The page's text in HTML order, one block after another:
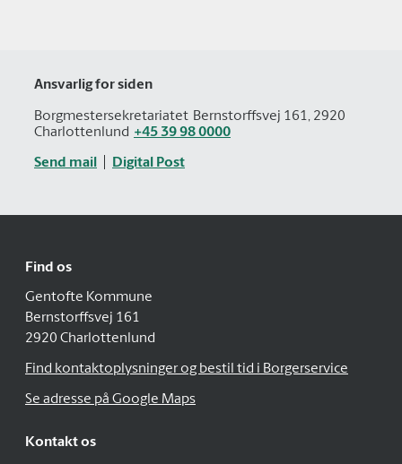
Ansvarlig for siden
Borgmestersekretariatet Bernstorffsvej 161, 2920
Charlottenlund +45 39 98 0000
Send mail Digital Post
Find os
Gentofte Kommune
Bernstorffsvej 161
2920 Charlottenlund
Find kontaktoplysninger og bestil tid i Borgerservice
Se adresse på Google Maps
Kontakt os